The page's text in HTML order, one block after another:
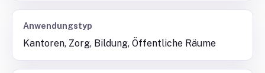
Anwendungstyp
Kantoren, Zorg, Bildung, Öffentliche Räume